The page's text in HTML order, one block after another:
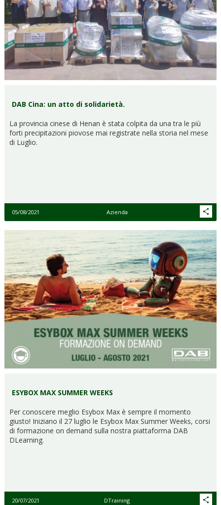
DAB Cina: un atto di solidarietà.
La provincia cinese di Henan è stata colpita da una tra le più
forti precipitazioni piovose mai registrate nella storia nel mese
di Luglio.
05/08/2021 Azienda
ESYBOX MAX SUMMER WEEKS
Per conoscere meglio Esybox Max è sempre il momento
giusto! Iniziano il 27 luglio le Esybox Max Summer Weeks, corsi
di formazione on demand sulla nostra piattaforma DAB
DLearning.
20/07/2021 DTraining